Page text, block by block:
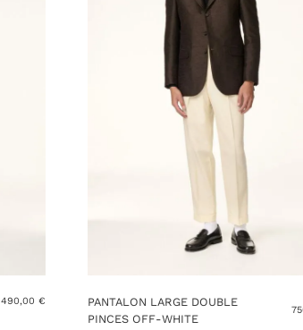
490,00 €
PANTALON LARGE DOUBLE
PINCES OFF-WHITE